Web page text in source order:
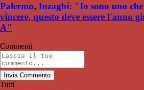
Palermo, Inzaghi: "Io sono uno che
vincere, questo deve essere l'anno
A"
Commenti
Invia Commento
Tutti